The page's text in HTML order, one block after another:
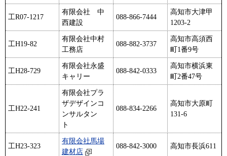
工R07-1217
有限会社 中
西建設
088-866-7444
高知市大津甲
1203-2
工H19-82
有限会社中村
工務店
088-882-3737
高知市高須西
町1番9号
工H28-729
有限会社永盛
キャリー
088-842-0333
高知市横浜東
町2番47号
工H22-241
有限会社プラ
ザデザインコ
ンサルタン
ト
088-834-2266
高知市大原町
131-6
工H23-323
有限会社馬場
建材店
088-842-3000 高知市長浜611